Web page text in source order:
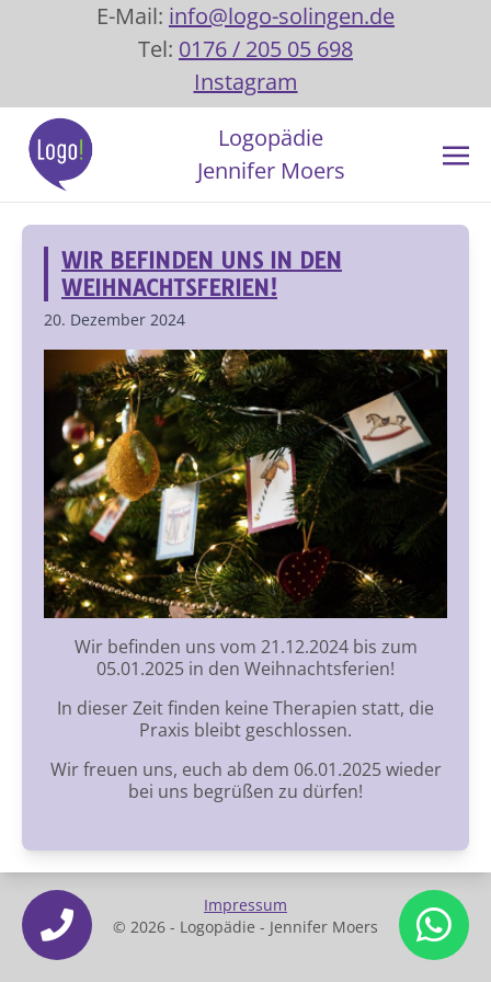
E-Mail: info@logo-solingen.de
Tel: 0176 / 205 05 698
Instagram
Logopädie
Jennifer Moers
WIR BEFINDEN UNS IN DEN
WEIHNACHTSFERIEN!
20. Dezember 2024
Wir befinden uns vom 21.12.2024 bis zum
05.01.2025 in den Weihnachtsferien!
In dieser Zeit finden keine Therapien statt, die
Praxis bleibt geschlossen.
Wir freuen uns, euch ab dem 06.01.2025 wieder
bei uns begrüßen zu dürfen!
Impressum
© 2026 - Logopädie - Jennifer Moers